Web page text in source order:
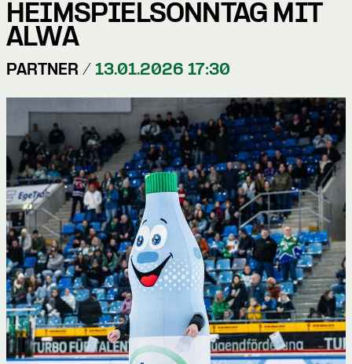
HEIMSPIELSONNTAG MIT
ALWA
PARTNER / 13.01.2026 17:30